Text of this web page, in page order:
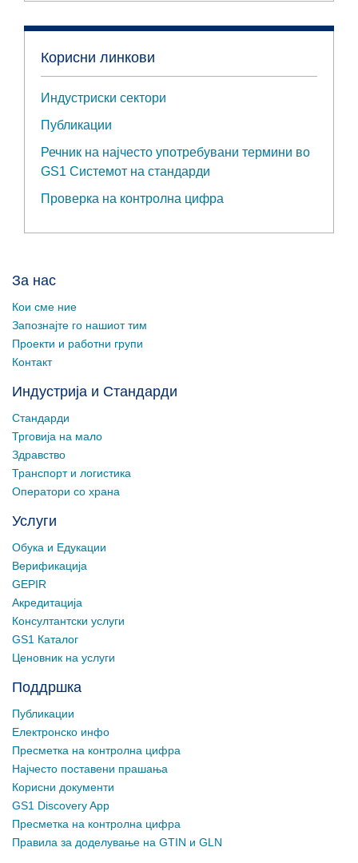
Корисни линкови
Индустриски сектори
Публикации
Речник на најчесто употребувани термини во
GS1 Системот на стандарди
Проверка на контролна цифра
За нас
Кои сме ние
Запознајте го нашиот тим
Проекти и работни групи
Контакт
Индустрија и Стандарди
Стандарди
Трговија на мало
Здравство
Транспорт и логистика
Оператори со храна
Услуги
Обука и Едукации
Верификација
GEPIR
Акредитација
Консултантски услуги
GS1 Каталог
Ценовник на услуги
Поддршка
Публикации
Електронско инфо
Пресметка на контролна цифра
Најчесто поставени прашања
Корисни документи
GS1 Discovery App
Пресметка на контролна цифра
Правила за доделување на GTIN и GLN